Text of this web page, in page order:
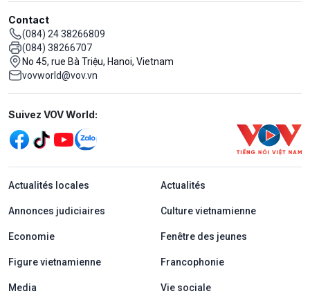
Contact
(084) 24 38266809
(084) 38266707
No 45, rue Bà Triệu, Hanoi, Vietnam
vovworld@vov.vn
Mạng xã hội
Suivez VOV World:
menu footer tiếng Pháp
Actualités locales Actualités
Annonces judiciaires Culture vietnamienne
Economie Fenêtre des jeunes
Figure vietnamienne Francophonie
Media Vie sociale